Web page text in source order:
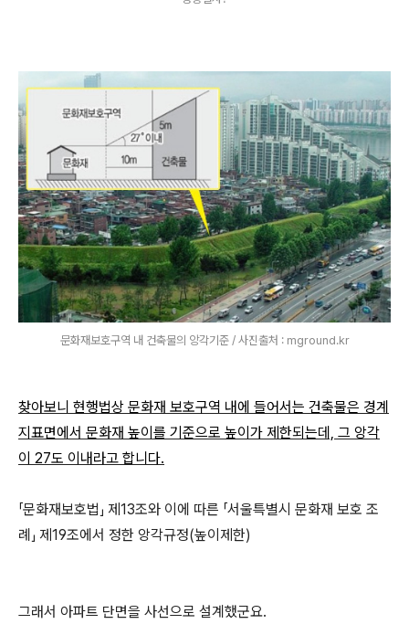
문화재보호구역 내 건축물의 앙각기준 / 사진출처 : mground.kr
찾아보니 현행법상 문화재 보호구역 내에 들어서는 건축물은 경계
지표면에서 문화재 높이를 기준으로 높이가 제한되는데, 그 앙각
이 27도 이내라고 합니다.
「문화재보호법」 제13조와 이에 따른 「서울특별시 문화재 보호 조
례」 제19조에서 정한 앙각규정(높이제한)
그래서 아파트 단면을 사선으로 설계했군요.